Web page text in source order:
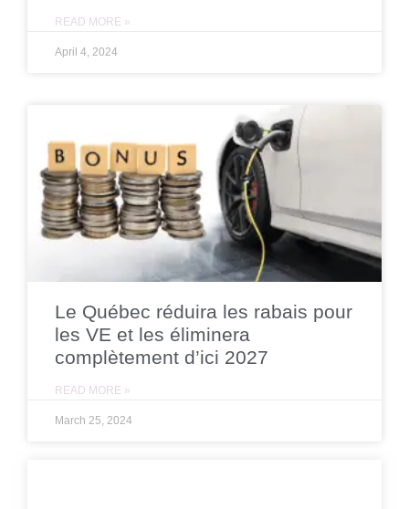
READ MORE »
April 4, 2024
Le Québec réduira les rabais pour
les VE et les éliminera
complètement d’ici 2027
READ MORE »
March 25, 2024